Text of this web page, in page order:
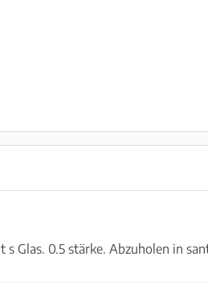
s Glas. 0.5 stärke. Abzuholen in